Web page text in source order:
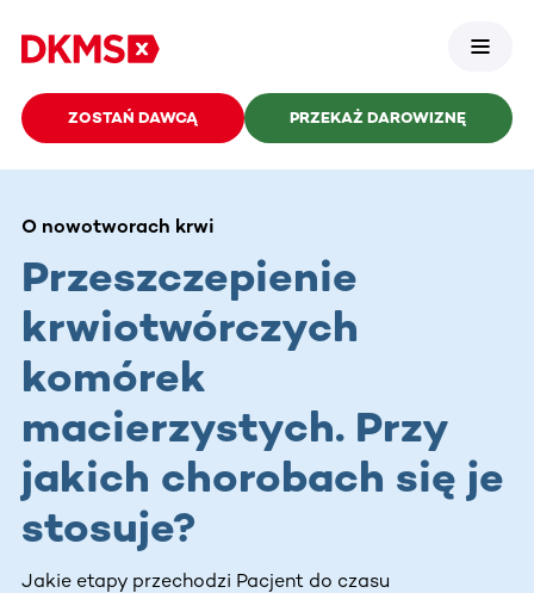
ZOSTAŃ DAWCĄ PRZEKAŻ DAROWIZNĘ
O nowotworach krwi
Przeszczepienie
krwiotwórczych
komórek
macierzystych. Przy
jakich chorobach się je
stosuje?
Jakie etapy przechodzi Pacjent do czasu